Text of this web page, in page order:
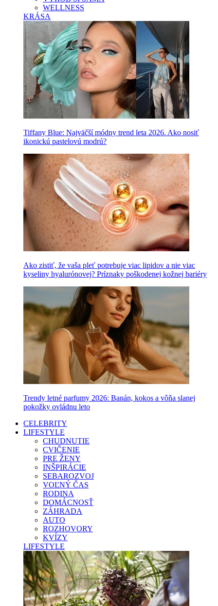
WELLNESS
KRÁSA
Tiffany Blue: Najväčší módny trend leta 2026. Ako nosiť
ikonickú pastelovú modrú?
Ako zistiť, že vaša pleť potrebuje viac lipidov a nie viac
kyseliny hyalurónovej? Príznaky poškodenej kožnej bariéry
Trendy letné parfumy 2026: Banán, kokos a vôňa slanej
pokožky ovládnu leto
CELEBRITY
LIFESTYLE
CHUDNUTIE
CVIČENIE
PRE ŽENY
INŠPIRÁCIE
SEBAROZVOJ
VOĽNÝ ČAS
RODINA
DOMÁCNOSŤ
ZÁHRADA
AUTO
ROZHOVORY
KVÍZY
LIFESTYLE